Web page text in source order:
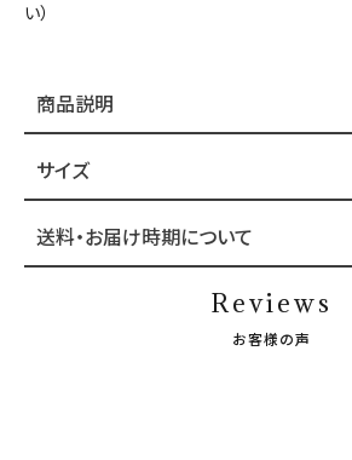
い）
商品説明
サイズ
送料・お届け時期について
Reviews
お客様の声